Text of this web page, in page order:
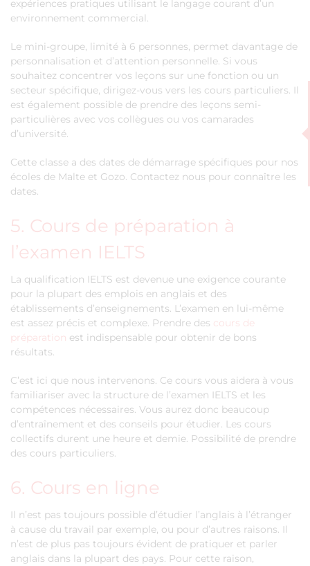
expériences pratiques utilisant le langage courant d’un
environnement commercial.
Le mini-groupe, limité à 6 personnes, permet davantage de
personnalisation et d’attention personnelle. Si vous
souhaitez concentrer vos leçons sur une fonction ou un
secteur spécifique, dirigez-vous vers les cours particuliers. Il
est également possible de prendre des leçons semi-
particulières avec vos collègues ou vos camarades
d’université.
Cette classe a des dates de démarrage spécifiques pour nos
écoles de Malte et Gozo. Contactez nous pour connaître les
dates.
5. Cours de préparation à
l’examen IELTS
La qualification IELTS est devenue une exigence courante
pour la plupart des emplois en anglais et des
établissements d’enseignements. L’examen en lui-même
est assez précis et complexe. Prendre des cours de
préparation est indispensable pour obtenir de bons
résultats.
C’est ici que nous intervenons. Ce cours vous aidera à vous
familiariser avec la structure de l’examen IELTS et les
compétences nécessaires. Vous aurez donc beaucoup
d’entraînement et des conseils pour étudier. Les cours
collectifs durent une heure et demie. Possibilité de prendre
des cours particuliers.
6. Cours en ligne
Il n’est pas toujours possible d’étudier l’anglais à l’étranger
à cause du travail par exemple, ou pour d’autres raisons. Il
n’est de plus pas toujours évident de pratiquer et parler
anglais dans la plupart des pays. Pour cette raison,